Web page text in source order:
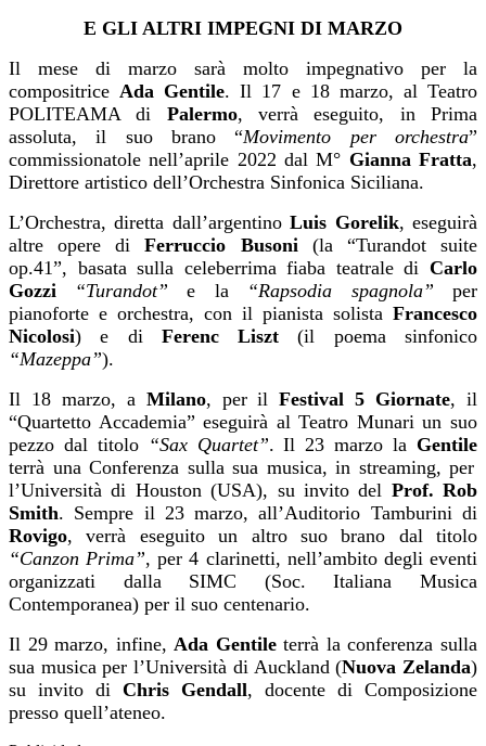
E GLI ALTRI IMPEGNI DI MARZO
Il mese di marzo sarà molto impegnativo per la
compositrice Ada Gentile. Il 17 e 18 marzo, al Teatro
POLITEAMA di Palermo, verrà eseguito, in Prima
assoluta, il suo brano “Movimento per orchestra”
commissionatole nell’aprile 2022 dal M° Gianna Fratta,
Direttore artistico dell’Orchestra Sinfonica Siciliana.
L’Orchestra, diretta dall’argentinoLuis Gorelik, eseguirà
altre opere diFerruccio Busoni (la “Turandot suite
op.41”, basata sulla celeberrima fiaba teatrale di Carlo
Gozzi
“Turandot” e la “Rapsodia spagnola” per
pianoforte e orchestra, con il pianista solista Francesco
Nicolosi) e di Ferenc Liszt (il poema sinfonico
“Mazeppa”).
Il 18 marzo, a Milano, per ilFestival 5 Giornate, il
“Quartetto Accademia” eseguirà al Teatro Munari un suo
pezzo dal titolo “Sax Quartet”. Il 23 marzo la Gentile
terrà una Conferenza sulla sua musica, in streaming, per
l’Università di Houston (USA), su invito del Prof. Rob
Smith. Sempre il 23 marzo, all’Auditorio Tamburini di
Rovigo, verrà eseguito un altro suo brano dal titolo
“Canzon Prima”, per 4 clarinetti, nell’ambito degli eventi
organizzati dalla SIMC (Soc. Italiana Musica
Contemporanea) per il suo centenario.
Il 29 marzo, infine, Ada Gentileterrà la conferenza sulla
sua musica per l’Università di Auckland (Nuova Zelanda)
su invito di Chris Gendall, docente di Composizione
presso quell’ateneo.